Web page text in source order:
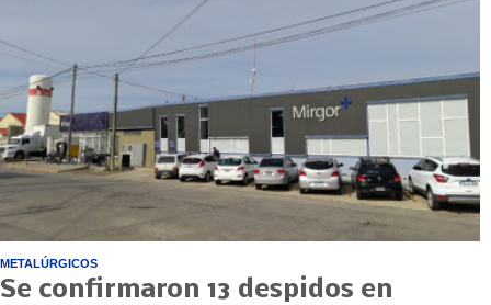
METALÚRGICOS
Se confirmaron 13 despidos en